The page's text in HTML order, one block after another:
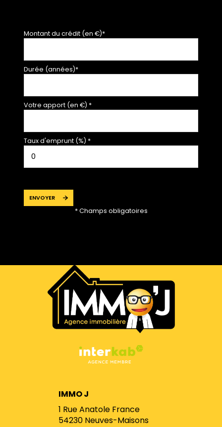
Montant du crédit (en €)*
Durée (années)*
Votre apport (en €) *
Taux d'emprunt (%) *
ENVOYER
* Champs obligatoires
IMMO J
1 Rue Anatole France
54230 Neuves-Maisons